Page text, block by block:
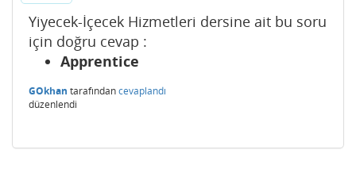
Yiyecek-İçecek Hizmetleri dersine ait bu soru
için doğru cevap :
Apprentice
GOkhan tarafındancevaplandı
düzenlendi